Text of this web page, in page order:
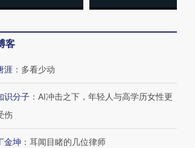
客
涯 ： 多看少动
识分子 ： AI冲击之下，年轻人与高学历女性更
伤
金坤 ： 耳闻目睹的几位律师